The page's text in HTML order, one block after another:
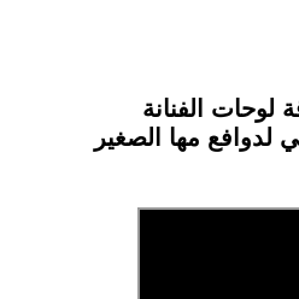
لوحات الفنانة
لدوافع مها الصغير